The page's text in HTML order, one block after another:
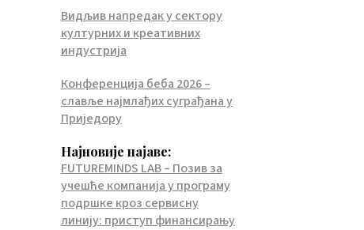
Видљив напредак у сектору
културних и креативних
индустрија
Конференција беба 2026 –
славље најмлађих суграђана у
Приједору
Најновије најаве:
FUTUREMINDS LAB – Позив за
учешће компанија у програму
подршке кроз сервисну
линију: приступ финансирању